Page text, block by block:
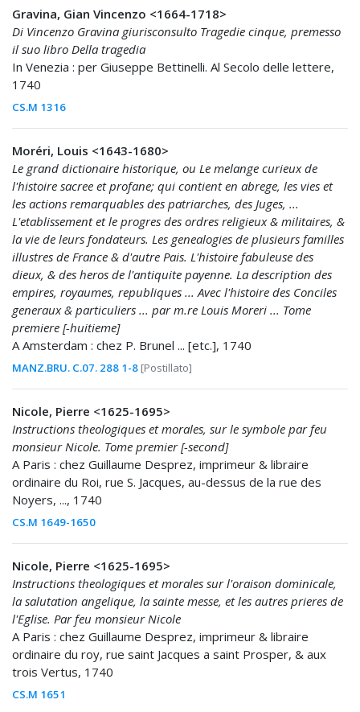
Gravina, Gian Vincenzo <1664-1718>
Di Vincenzo Gravina giurisconsulto Tragedie cinque, premesso
il suo libro Della tragedia
In Venezia : per Giuseppe Bettinelli. Al Secolo delle lettere,
1740
CS.M 1316
Moréri, Louis <1643-1680>
Le grand dictionaire historique, ou Le melange curieux de
l'histoire sacree et profane; qui contient en abrege, les vies et
les actions remarquables des patriarches, des Juges, ...
L'etablissement et le progres des ordres religieux & militaires, &
la vie de leurs fondateurs. Les genealogies de plusieurs familles
illustres de France & d'autre Pais. L'histoire fabuleuse des
dieux, & des heros de l'antiquite payenne. La description des
empires, royaumes, republiques ... Avec l'histoire des Conciles
generaux & particuliers ... par m.re Louis Moreri ... Tome
premiere [-huitieme]
A Amsterdam : chez P. Brunel ... [etc.], 1740
MANZ.BRU. C.07. 288 1-8 [Postillato]
Nicole, Pierre <1625-1695>
Instructions theologiques et morales, sur le symbole par feu
monsieur Nicole. Tome premier [-second]
A Paris : chez Guillaume Desprez, imprimeur & libraire
ordinaire du Roi, rue S. Jacques, au-dessus de la rue des
Noyers, ..., 1740
CS.M 1649-1650
Nicole, Pierre <1625-1695>
Instructions theologiques et morales sur l'oraison dominicale,
la salutation angelique, la sainte messe, et les autres prieres de
l'Eglise. Par feu monsieur Nicole
A Paris : chez Guillaume Desprez, imprimeur & libraire
ordinaire du roy, rue saint Jacques a saint Prosper, & aux
trois Vertus, 1740
CS.M 1651